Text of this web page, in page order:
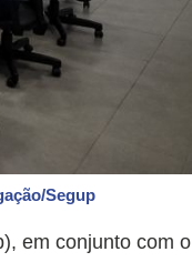
Segup
em conjunto com o